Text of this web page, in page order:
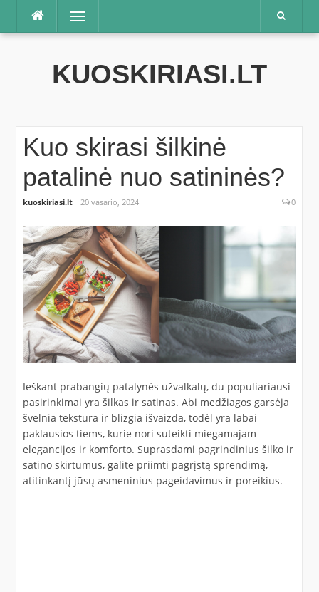
Praleisti
Meniu
KUOSKIRIASI.LT
Kuo skirasi šilkinė
patalinė nuo satininės?
kuoskiriasi.lt 20 vasario, 2024 0
Ieškant prabangių patalynės užvalkalų, du populiariausi
pasirinkimai yra šilkas ir satinas. Abi medžiagos garsėja
švelnia tekstūra ir blizgia išvaizda, todėl yra labai
paklausios tiems, kurie nori suteikti miegamajam
elegancijos ir komforto. Suprasdami pagrindinius šilko ir
satino skirtumus, galite priimti pagrįstą sprendimą,
atitinkantį jūsų asmeninius pageidavimus ir poreikius.